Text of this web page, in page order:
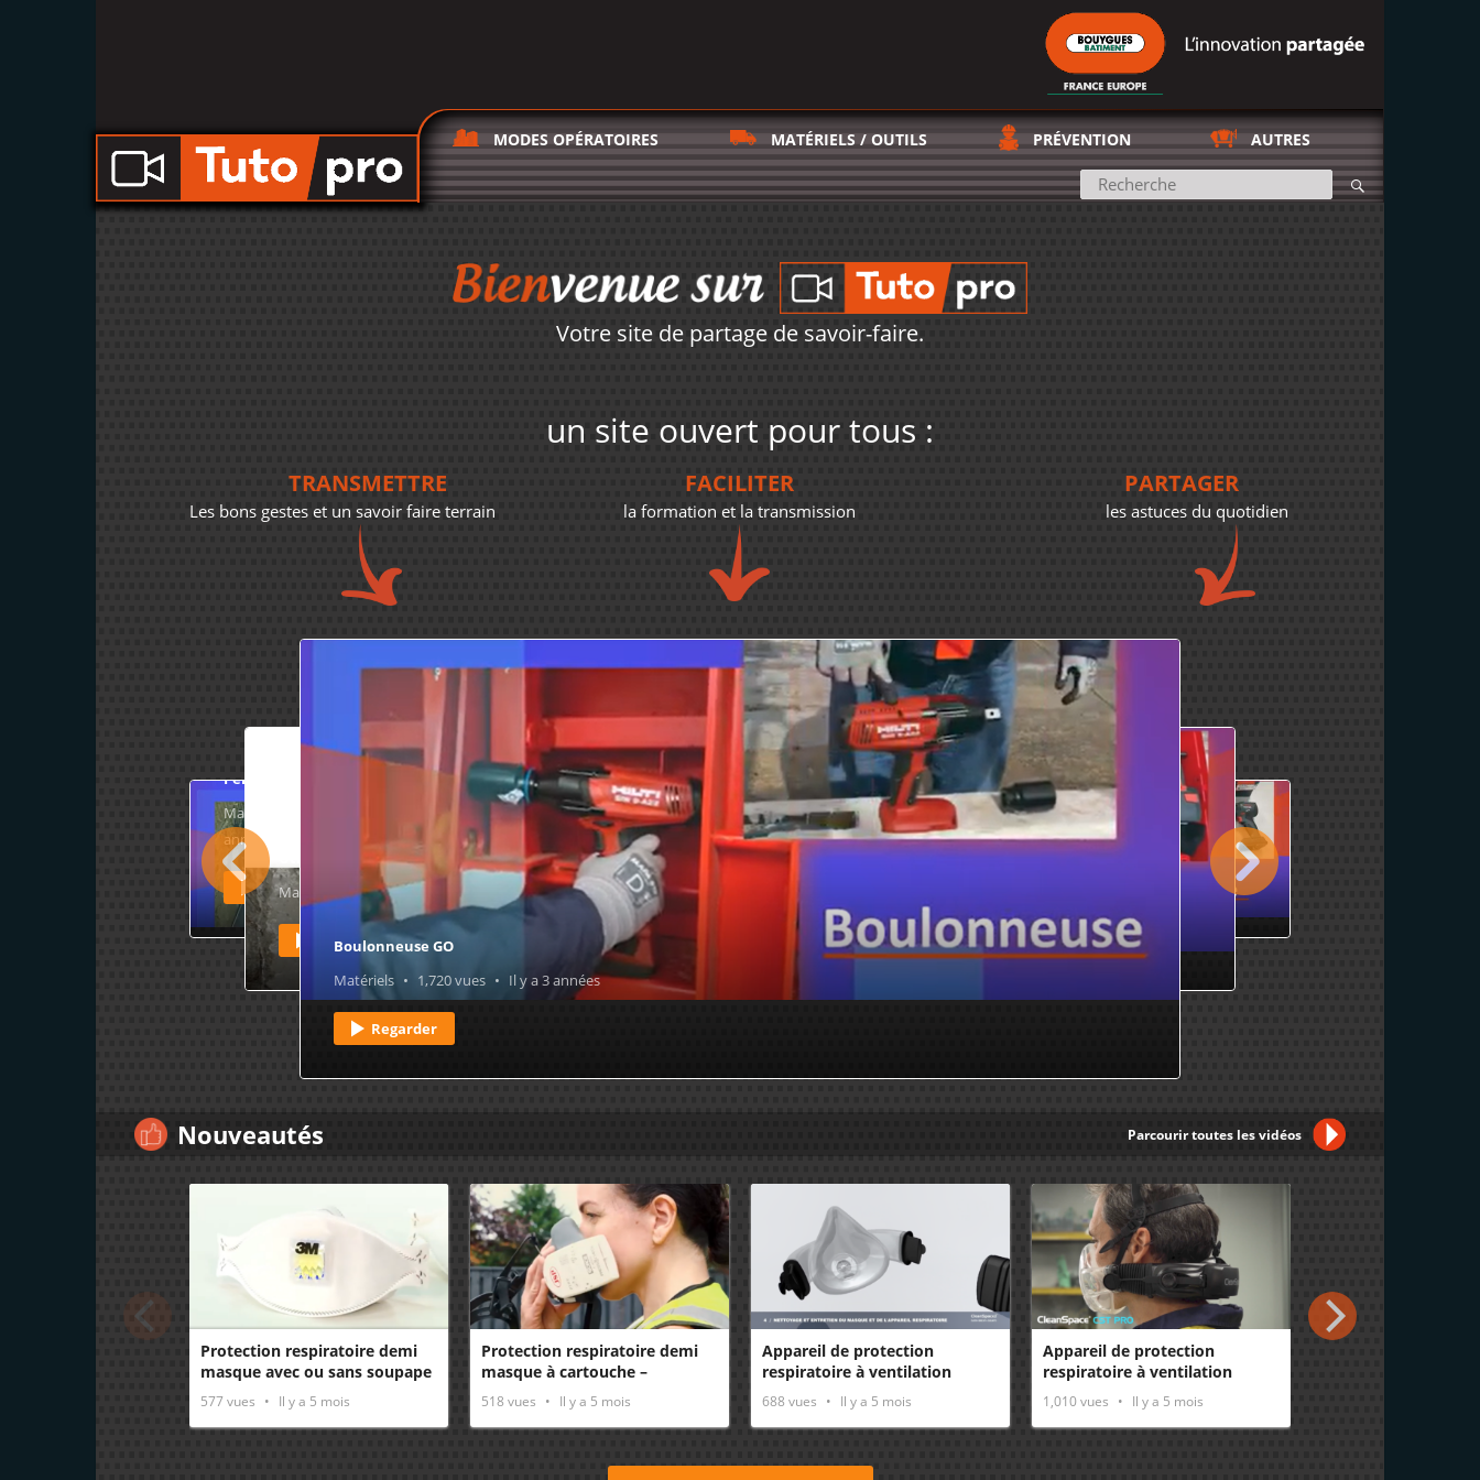
MODES OPÉRATOIRES MATÉRIELS / OUTILS PRÉVENTION AUTRES
Votre site de partage de savoir-faire.
un site ouvert pour tous :
TRANSMETTRE
Les bons gestes et un savoir faire terrain
FACILITER
la formation et la transmission
PARTAGER
les astuces du quotidien
Utilisation Pistolet à ligaturer
Matériels
1,826vues Il y a 2 années
Regarder
Boulonneuse GO
Matériels
1,720vues Il y a 3 années
Regarder
Perforateur Burineur
Regarder
Visseuse à choc
Matériels
1,506
Il y a 3
années
Perceuse-Visseuse
Matériels
années
Regarder
Nouveautés Parcourir toutes les vidéos
Protection respiratoire demi
masque avec ou sans soupape
– Utilisation
577vues Il y a 5 mois
Protection respiratoire demi
masque à cartouche –
Utilisation
518 vues Il y a 5 mois
Appareil de protection
respiratoire à ventilation
assistée – Nettoyage –
Entretien – Recalibrage
688 vues Il y a 5 mois
Appareil de protection
respiratoire à ventilation
assistée – Mise en place et
retrait
1,010vues Il y a 5 mois